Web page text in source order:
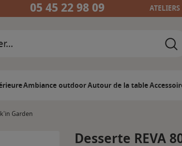
05 45 22 98 09
Ambiance outdoorAutour de la table
Garden
Desserte REVA